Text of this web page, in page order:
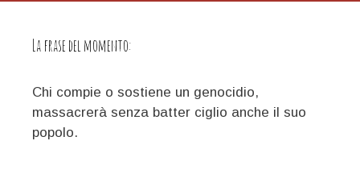
La frase del momento:
Chi compie o sostiene un genocidio,
massacrerà senza batter ciglio anche il suo
popolo.